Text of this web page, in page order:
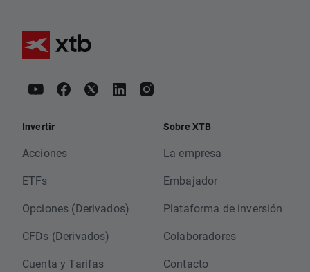
Invertir
Acciones
ETFs
Opciones (Derivados)
CFDs (Derivados)
Cuenta y Tarifas
Sobre XTB
La empresa
Embajador
Plataforma de inversión
Colaboradores
Contacto